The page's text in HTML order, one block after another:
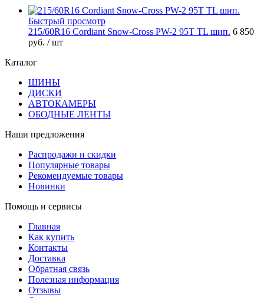
Быстрый просмотр
215/60R16 Cordiant Snow-Cross PW-2 95T TL шип. 6 850
руб. / шт
Каталог
ШИНЫ
ДИСКИ
АВТОКАМЕРЫ
ОБОДНЫЕ ЛЕНТЫ
Наши предложения
Распродажи и скидки
Популярные товары
Рекомендуемые товары
Новинки
Помощь и сервисы
Главная
Как купить
Контакты
Доставка
Обратная связь
Полезная информация
Отзывы